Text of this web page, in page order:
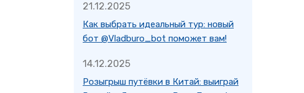
21.12.2025
Как выбрать идеальный тур: новый
бот @Vladburo_bot поможет вам!
14.12.2025
Розыгрыш путёвки в Китай: выиграй